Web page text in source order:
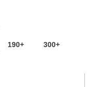
190+ 300+